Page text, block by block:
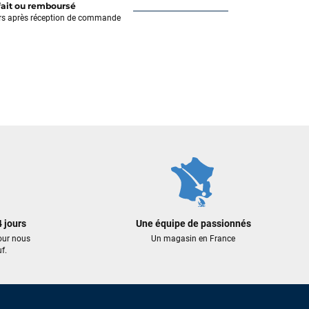
ou remboursé
après réception de commande
jours
nous
Une équipe de passionnés
Un magasin en France